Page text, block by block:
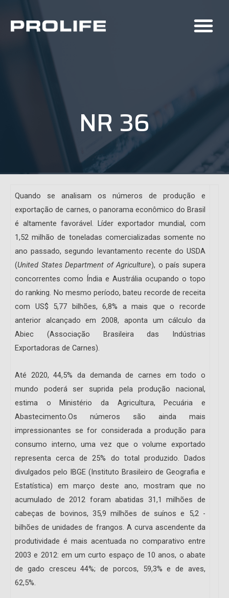
NR 36
Quando se analisam os números de produção e
exportação de carnes, o panorama econômico do Brasil
é altamente fa­vorável. Líder exportador mundial, com
1,52 milhão de to­neladas comercializadas somente no
ano passado, segundo levantamento recente do USDA
(United States De­partment of Agriculture), o país supera
concorrentes como Índia e Austrália ocupando o topo
do ranking. No mesmo período, bateu recorde de receita
com US$ 5,77 bilhões, 6,8% a mais que o recorde
anterior alcançado em 2008, aponta um cálculo da
Abiec (Associação Brasileira das Indústrias
Exportadoras de Carnes).
Até 2020, 44,5% da demanda de carnes em todo o
mundo poderá ser suprida pela produção nacional,
estima o Minis­tério da Agricultura, Pecuária e
Abastecimento.Os números são ainda mais
impressionantes se for con­si­derada a produção para
consumo interno, uma vez que o vo­lume exportado
representa cerca de 25% do total produzido. Dados
divul­ga­dos pelo IBGE (Instituto Brasileiro de Geografia e
Estatística) em mar­ço deste ano, mostram que no
acumulado de 2012 foram abatidas 31,1 milhões de
cabeças de bovinos, 35,9 milhões de suínos e 5,2 ­
bilhões de unidades de frangos. A cur­va ascendente da
produtividade é mais acentuada no com­parativo ­entre
2003 e 2012: em um curto espaço de 10 anos, o abate
de gado cresceu 44%; de porcos, 59,3% e de aves,
62,5%.